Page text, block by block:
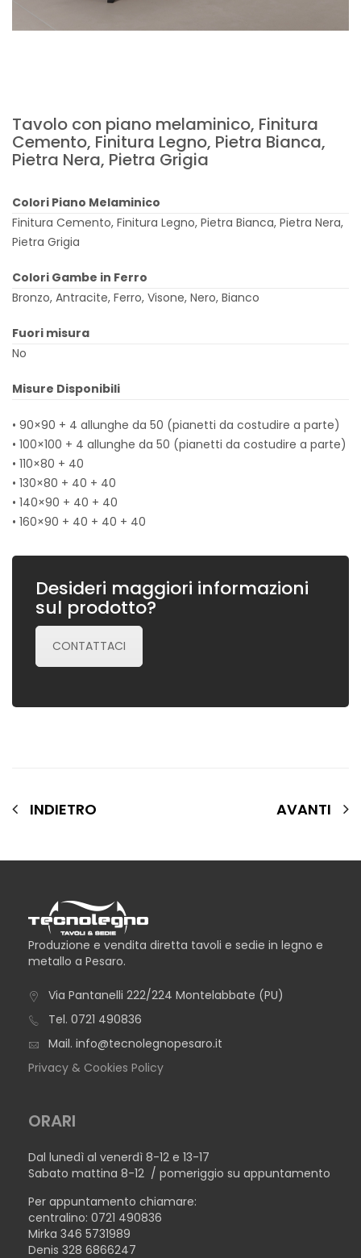
Tavolo con piano melaminico, Finitura
Cemento, Finitura Legno, Pietra Bianca,
Pietra Nera, Pietra Grigia
Colori Piano Melaminico
Finitura Cemento, Finitura Legno, Pietra Bianca, Pietra Nera,
Pietra Grigia
Colori Gambe in Ferro
Bronzo, Antracite, Ferro, Visone, Nero, Bianco
Fuori misura
No
Misure Disponibili
• 90×90 + 4 allunghe da 50 (pianetti da costudire a parte)
• 100×100 + 4 allunghe da 50 (pianetti da costudire a parte)
• 110×80 + 40
• 130×80 + 40 + 40
• 140×90 + 40 + 40
• 160×90 + 40 + 40 + 40
Desideri maggiori informazioni
sul prodotto?
CONTATTACI
INDIETRO AVANTI
Produzione e vendita diretta tavoli e sedie in legno e
metallo a Pesaro.
Via Pantanelli 222/224 Montelabbate (PU)
Tel. 0721 490836
Mail. info@tecnolegnopesaro.it
Privacy & Cookies Policy
ORARI
Dal lunedì al venerdì 8-12 e 13-17
Sabato mattina 8-12 / pomeriggio su appuntamento
Per appuntamento chiamare:
centralino: 0721 490836
Mirka 346 5731989
Denis 328 6866247